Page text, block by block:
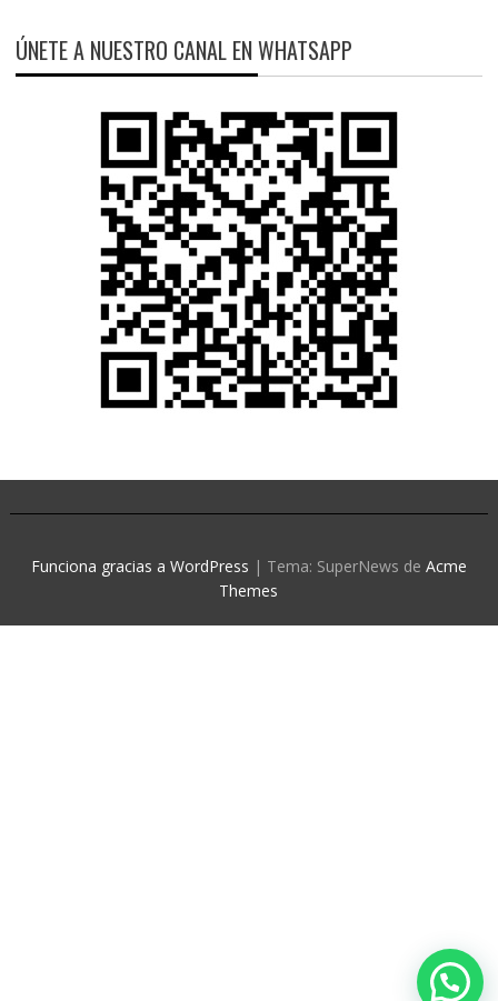
ÚNETE A NUESTRO CANAL EN WHATSAPP
Funciona gracias a WordPress | Tema: SuperNews de Acme
Themes